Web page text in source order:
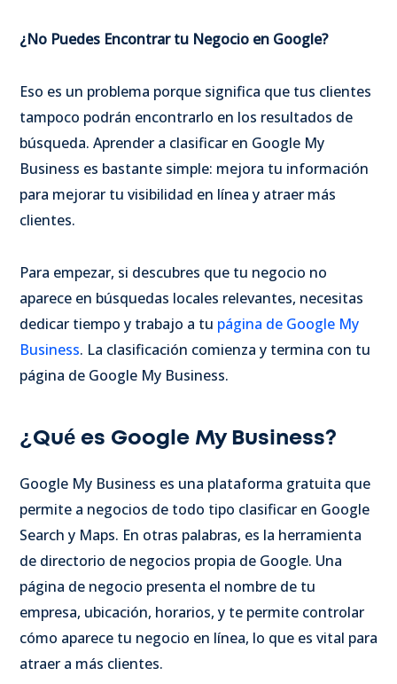
¿No Puedes Encontrar tu Negocio en Google?
Eso es un problema porque significa que tus clientes
tampoco podrán encontrarlo en los resultados de
búsqueda. Aprender a clasificar en Google My
Business es bastante simple: mejora tu información
para mejorar tu visibilidad en línea y atraer más
clientes.
Para empezar, si descubres que tu negocio no
aparece en búsquedas locales relevantes, necesitas
dedicar tiempo y trabajo a tu página de Google My
Business. La clasificación comienza y termina con tu
página de Google My Business.
¿Qué es Google My Business?
Google My Business es una plataforma gratuita que
permite a negocios de todo tipo clasificar en Google
Search y Maps. En otras palabras, es la herramienta
de directorio de negocios propia de Google. Una
página de negocio presenta el nombre de tu
empresa, ubicación, horarios, y te permite controlar
cómo aparece tu negocio en línea, lo que es vital para
atraer a más clientes.